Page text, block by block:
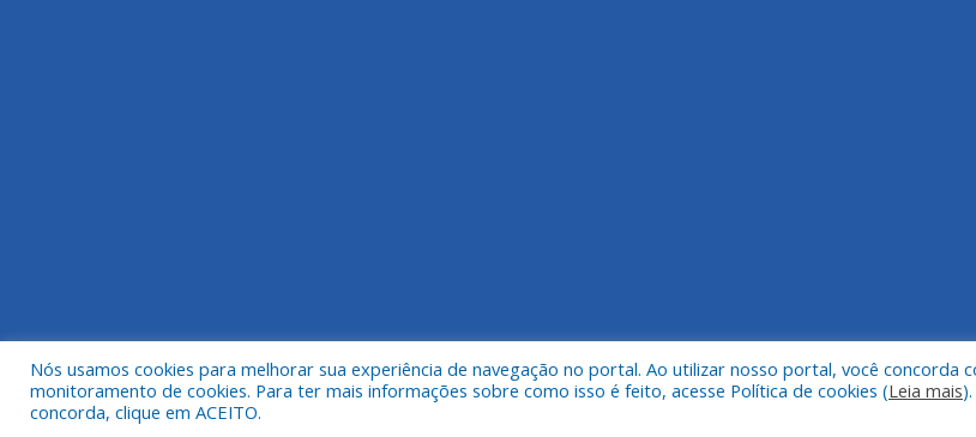
Todos os direitos reservados a Prefeitura Municipal de Cumaru do Norte.
Nós usamos cookies para melhorar sua experiência de navegação no portal. Ao utilizar nosso portal, você concorda
monitoramento de cookies. Para ter mais informações sobre como isso é feito, acesse Política de cookies (Leia mais
concorda, clique em ACEITO.